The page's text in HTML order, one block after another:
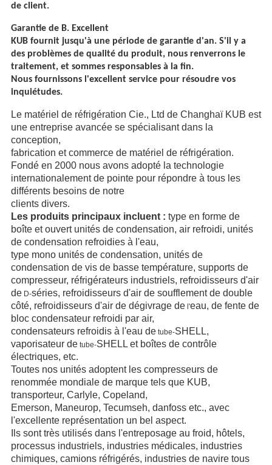
de client.
Garantie de B. Excellent
KUB fournit jusqu'à une période de garantie d'an. S'il y a
des problèmes de qualité du produit, nous renverrons le
traitement, et sommes responsables à la fin.
Nous fournissons l'excellent service pour résoudre vos
inquiétudes.
Le matériel de réfrigération Cie., Ltd de Changhaï KUB est
une entreprise avancée se spécialisant dans la
conception,
fabrication et commerce de matériel de réfrigération.
Fondé en 2000 nous avons adopté la technologie
internationalement de pointe pour répondre à tous les
différents besoins de notre
clients divers.
Les produits principaux incluent : type en forme de
boîte et ouvert unités de condensation, air refroidi, unités
de condensation refroidies à l'eau,
type mono unités de condensation, unités de
condensation de vis de basse température, supports de
compresseur, réfrigérateurs industriels, refroidisseurs d'air
deD-séries, refroidisseurs d'air de soufflement de double
côté, refroidisseurs d'air de dégivrage del'eau, de fente de
bloc condensateur refroidi par air,
condensateurs refroidis à l'eau detube-SHELL,
vaporisateur detube-SHELL et boîtes de contrôle
électriques, etc.
Toutes nos unités adoptent les compresseurs de
renommée mondiale de marque tels que KUB,
transporteur, Carlyle, Copeland,
Emerson, Maneurop, Tecumseh, danfoss etc., avec
l'excellente représentation un bel aspect.
Ils sont très utilisés dans l'entreposage au froid, hôtels,
processus industriels, industries médicales, industries
chimiques, camions réfrigérés, industries de navire tous